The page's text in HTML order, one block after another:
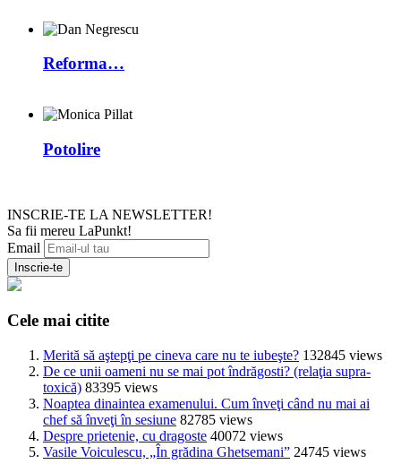
Reforma…
Potolire
INSCRIE-TE LA NEWSLETTER!
Sa fii mereu LaPunkt!
Email
Cele mai citite
Merită să aştepţi pe cineva care nu te iubeşte? 132845 views
De ce unii oameni nu se mai pot îndrăgosti? (relaţia supra-
toxică) 83395 views
Noaptea dinaintea examenului. Cum înveţi când nu mai ai
chef să înveţi în sesiune 82785 views
Despre prietenie, cu dragoste 40072 views
Vasile Voiculescu, „În grădina Ghetsemani” 24745 views